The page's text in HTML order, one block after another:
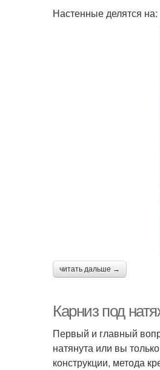
Настенные делятся на:
читать дальше →
Карниз под
Первый и главный
натянута или вы
конструкции, метода